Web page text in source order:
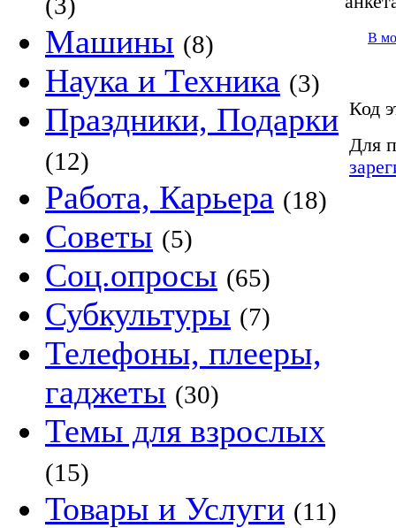
Машины (8)
Наука и Техника (3)
Праздники, Подарки
(12)
Работа, Карьера (18)
Советы (5)
Соц.опросы (65)
Субкультуры (7)
Телефоны, плееры,
гаджеты (30)
Темы для взрослых
(15)
Товары и Услуги (11)
В
Код
Для